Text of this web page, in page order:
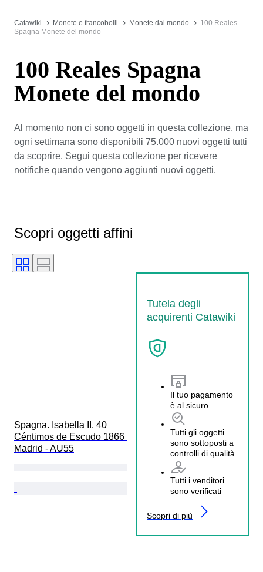
Catawiki Monete e francobolli Monete dal mondo
100 Reales
Spagna Monete del mondo
100 Reales Spagna
Monete del mondo
Al momento non ci sono oggetti in questa collezione, ma
ogni settimana sono disponibili 75.000 nuovi oggetti tutti
da scoprire. Segui questa collezione per ricevere
notifiche quando vengono aggiunti nuovi oggetti.
Scopri oggetti affini
Tutela degli
acquirenti Catawiki
Il tuo pagamento
è al sicuro
Tutti gli oggetti
sono sottoposti a
controlli di qualità
Tutti i venditori
sono verificati
Scopri di più
Spagna. Isabella II. 40
Céntimos de Escudo 1866
Madrid - AU55